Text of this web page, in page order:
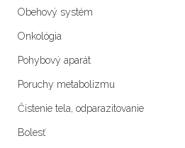
Obehový systém
Onkológia
Pohybový aparát
Poruchy metabolizmu
Čistenie tela, odparazitovanie
Bolesť